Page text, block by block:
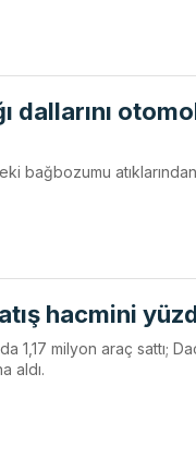
dallarını
bağbozumu
hacmini
1,17 milyon araç
aldı.